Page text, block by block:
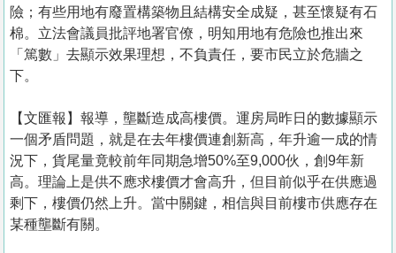
險；有些用地有廢置構築物且結構安全成疑，甚至懷疑有石
棉。立法會議員批評地署官僚，明知用地有危險也推出來
「篤數」去顯示效果理想，不負責任，要市民立於危牆之
下。
【文匯報】報導，壟斷造成高樓價。運房局昨日的數據顯示
一個矛盾問題，就是在去年樓價連創新高，年升逾一成的情
況下，貨尾量竟較前年同期急增50%至9,000伙，創9年新
高。理論上是供不應求樓價才會高升，但目前似乎在供應過
剩下，樓價仍然上升。當中關鍵，相信與目前樓市供應存在
某種壟斷有關。